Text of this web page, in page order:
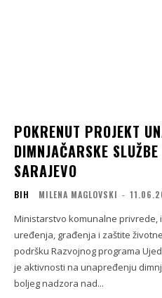
POKRENUT PROJEKT
DIMNJAČARSKE
SARAJEVO
BIH MILENA MAGLOVSKI -
Ministarstvo komunalne
uređenja, građenja i zaštite
podršku Razvojnog programa
je aktivnosti na unapređenju
boljeg nadzora nad...